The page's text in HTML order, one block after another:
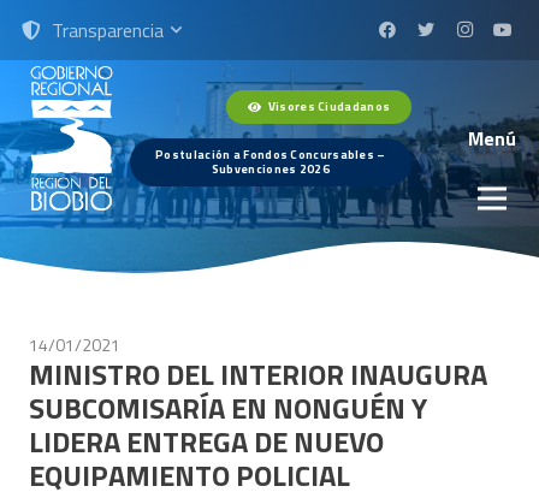
Transparencia
Visores Ciudadanos
Postulación a Fondos Concursables –
Subvenciones 2026
Menú
14/01/2021
MINISTRO DEL INTERIOR INAUGURA
SUBCOMISARÍA EN NONGUÉN Y
LIDERA ENTREGA DE NUEVO
EQUIPAMIENTO POLICIAL